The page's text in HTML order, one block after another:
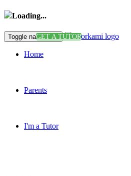
Loading...
Toggle navigationGET A TUTOR
Home
Parents
I'm a Tutor